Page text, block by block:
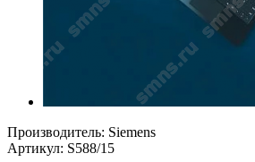
Производитель: Siemens
Артикул: S588/15